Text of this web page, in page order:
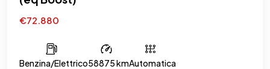
€72.880
Benzina/Elettrico58875 kmAutomatica